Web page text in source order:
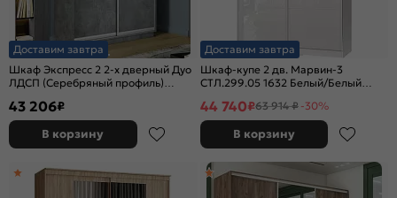
Доставим завтра
Шкаф Экспресс 2 2-х дверный Дуо
ЛДСП (Серебряный профиль)
43 206₽
В корзину
Доставим завтра
Шкаф-купе 2 дв. Марвин-3
СТЛ.299.05 1632 Белый/Белый
44 740₽63 914 ₽ -30%
В корзину